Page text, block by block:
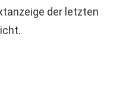
der letzten